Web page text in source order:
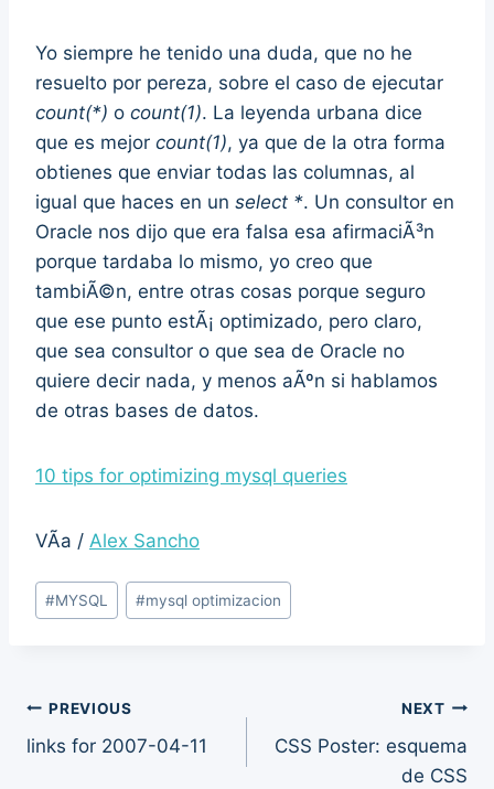
Yo siempre he tenido una duda, que no he
resuelto por pereza, sobre el caso de ejecutar
count(*) o count(1). La leyenda urbana dice
que es mejor count(1), ya que de la otra forma
obtienes que enviar todas las columnas, al
igual que haces en un select *. Un consultor en
Oracle nos dijo que era falsa esa afirmaciÃ³n
porque tardaba lo mismo, yo creo que
tambiÃ©n, entre otras cosas porque seguro
que ese punto estÃ¡ optimizado, pero claro,
que sea consultor o que sea de Oracle no
quiere decir nada, y menos aÃºn si hablamos
de otras bases de datos.
10 tips for optimizing mysql queries
VÃ­a / Alex Sancho
Post
Tags:
#MYSQL #mysql optimizacion
Post
navigation
PREVIOUS
links for 2007-04-11
NEXT
CSS Poster: esquema
de CSS